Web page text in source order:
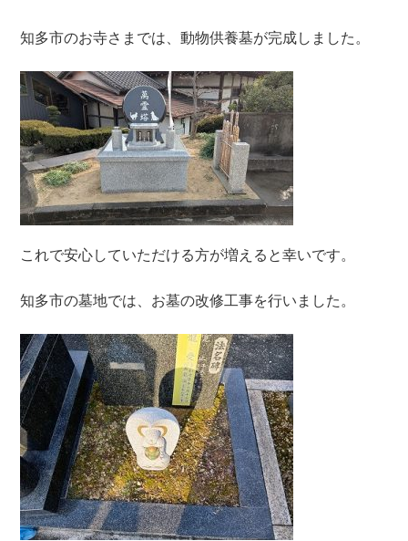
知多市のお寺さまでは、動物供養墓が完成しました。
これで安心していただける方が増えると幸いです。
知多市の墓地では、お墓の改修工事を行いました。